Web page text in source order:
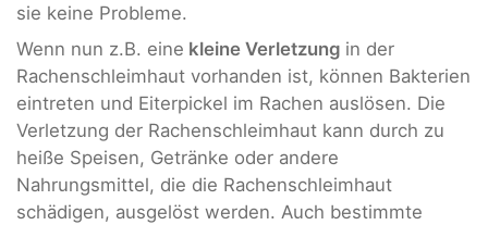
sie keine Probleme.
Wenn nun z.B. eine kleine Verletzung in der
Rachenschleimhaut vorhanden ist, können Bakterien
eintreten und Eiterpickel im Rachen auslösen. Die
Verletzung der Rachenschleimhaut kann durch zu
heiße Speisen, Getränke oder andere
Nahrungsmittel, die die Rachenschleimhaut
schädigen, ausgelöst werden. Auch bestimmte